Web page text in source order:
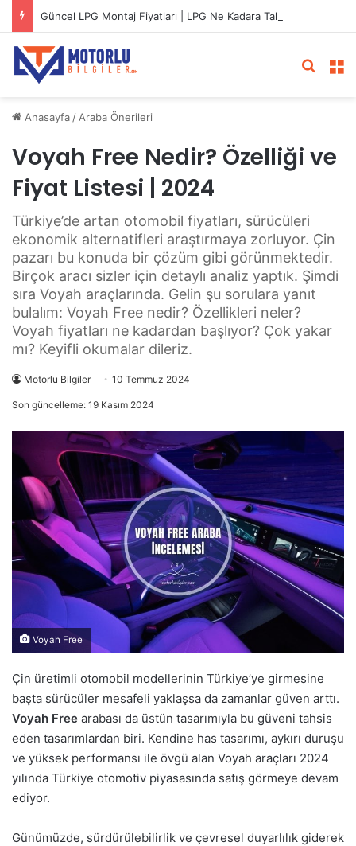
Güncel LPG Montaj Fiyatları | LPG Ne Kadara Takılır?
Anasayfa / Araba Önerileri
Voyah Free Nedir? Özelliği ve
Fiyat Listesi | 2024
Türkiye’de artan otomobil fiyatları, sürücüleri
ekonomik alternatifleri araştırmaya zorluyor. Çin
pazarı bu konuda bir çözüm gibi görünmektedir.
Birçok aracı sizler için detaylı analiz yaptık. Şimdi
sıra Voyah araçlarında. Gelin şu sorulara yanıt
bulalım: Voyah Free nedir? Özellikleri neler?
Voyah fiyatları ne kadardan başlıyor? Çok yakar
mı? Keyifli okumalar dileriz.
Motorlu Bilgiler 10 Temmuz 2024
Son güncelleme: 19 Kasım 2024
Voyah Free
Çin üretimli otomobil modellerinin Türkiye’ye girmesine
başta sürücüler mesafeli yaklaşsa da zamanlar güven arttı.
Voyah Free arabası da üstün tasarımıyla bu güveni tahsis
eden tasarımlardan biri. Kendine has tasarımı, aykırı duruşu
ve yüksek performansı ile övgü alan Voyah araçları 2024
yılında Türkiye otomotiv piyasasında satış görmeye devam
ediyor.
Günümüzde, sürdürülebilirlik ve çevresel duyarlılık giderek